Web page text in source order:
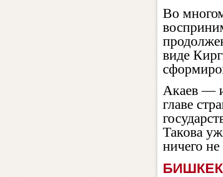
Во
виде
Акаев —
главе
Такова
ничего